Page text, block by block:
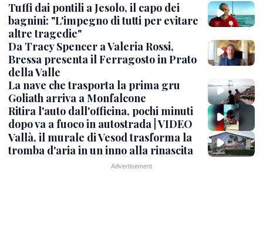
Tuffi dai pontili a Jesolo, il capo dei
bagnini: "L'impegno di tutti per evitare
altre tragedie"
Da Tracy Spencer a Valeria Rossi,
Bressa presenta il Ferragosto in Prato
della Valle
La nave che trasporta la prima gru
Goliath arriva a Monfalcone
Ritira l'auto dall'officina, pochi minuti
dopo va a fuoco in autostrada | VIDEO
Vallà, il murale di Vesod trasforma la
tromba d'aria in un inno alla rinascita